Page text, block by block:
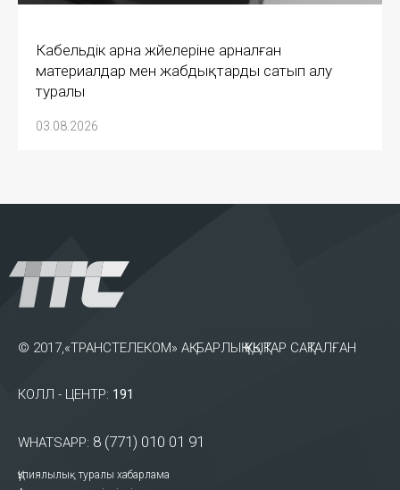
Кабельдік арна жүйелеріне арналған
материалдар мен жабдықтарды сатып алу
туралы
03.08.2026
© 2017,«ТРАНСТЕЛЕКОМ» АҚ. БАРЛЫҚ ҚҰҚЫҚТАР САҚТАЛҒАН
КОЛЛ - ЦЕНТР: 191
WHATSAPP: 8 (771) 010 01 91
Құпиялылық туралы хабарлама